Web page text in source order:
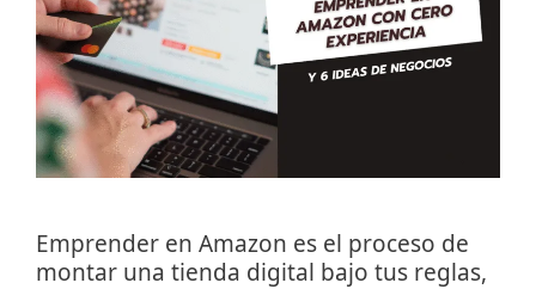
Emprender en Amazon es el proceso de
montar una tienda digital bajo tus reglas,